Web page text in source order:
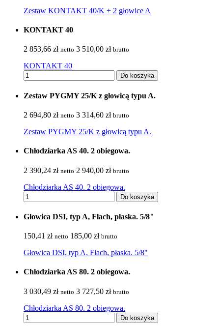
Zestaw KONTAKT 40/K + 2 głowice A
KONTAKT 40
2 853,66 zł netto 3 510,00 zł brutto
KONTAKT 40
Do koszyka
Zestaw PYGMY 25/K z głowicą typu A.
2 694,80 zł netto 3 314,60 zł brutto
Zestaw PYGMY 25/K z głowicą typu A.
Chłodziarka AS 40. 2 obiegowa.
2 390,24 zł netto 2 940,00 zł brutto
Chłodziarka AS 40. 2 obiegowa.
Do koszyka
Głowica DSI, typ A, Flach, płaska. 5/8"
150,41 zł netto 185,00 zł brutto
Głowica DSI, typ A, Flach, płaska. 5/8"
Chłodziarka AS 80. 2 obiegowa.
3 030,49 zł netto 3 727,50 zł brutto
Chłodziarka AS 80. 2 obiegowa.
Do koszyka